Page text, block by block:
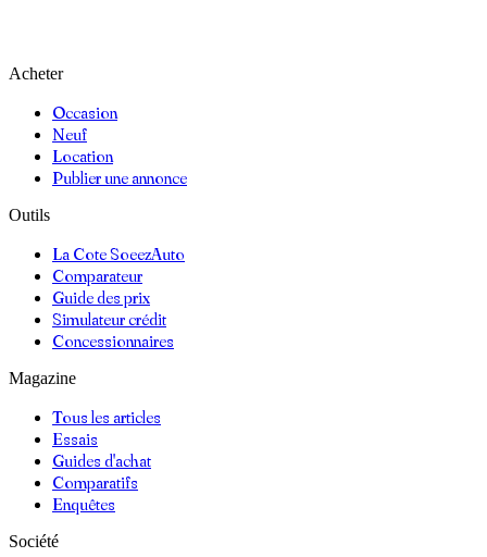
Acheter
Occasion
Neuf
Location
Publier une annonce
Outils
La Cote SoeezAuto
Comparateur
Guide des prix
Simulateur crédit
Concessionnaires
Magazine
Tous les articles
Essais
Guides d'achat
Comparatifs
Enquêtes
Société